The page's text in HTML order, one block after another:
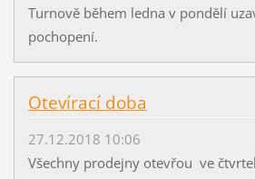
Turnově během ledna v pondělí
pochopení.
Otevírací doba
27.12.2018 10:06
Všechny prodejny otevřou ve